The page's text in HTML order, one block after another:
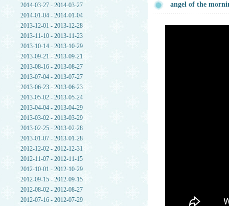
2014-03-27 - 2014-03-27
2014-01-04 - 2014-01-04
2013-12-01 - 2013-12-28
2013-11-10 - 2013-11-23
2013-10-14 - 2013-10-29
2013-09-21 - 2013-09-21
2013-08-16 - 2013-08-27
2013-07-04 - 2013-07-27
2013-06-23 - 2013-06-23
2013-05-02 - 2013-05-24
2013-04-04 - 2013-04-29
2013-03-02 - 2013-03-29
2013-02-25 - 2013-02-28
2013-01-07 - 2013-01-28
2012-12-02 - 2012-12-31
2012-11-07 - 2012-11-15
2012-10-01 - 2012-10-29
2012-09-15 - 2012-09-15
2012-08-02 - 2012-08-27
2012-07-16 - 2012-07-29
angel of the